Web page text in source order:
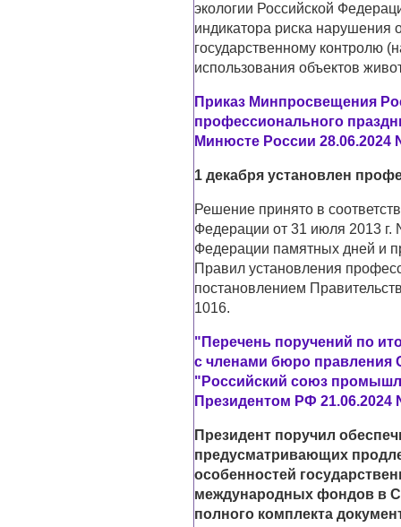
экологии Российской
индикатора риска нарушения
государственному контролю
использования объектов
Приказ Минпросвещения
профессионального
Минюсте России 28.06.2024
1 декабря установлен
Решение принято в
Федерации от 31 июля 2013 г.
Федерации памятных дней и
Правил установления
постановлением
1016.
"Перечень поручений по
с членами бюро правления
"Российский союз
Президентом РФ 21.06.2024
Президент поручил
предусматривающих
особенностей
международных фондов в
полного комплекта